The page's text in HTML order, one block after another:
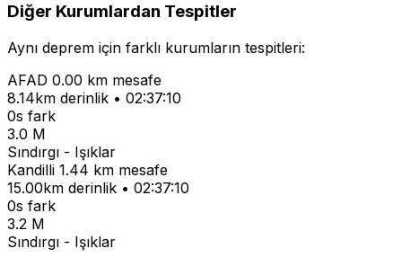
Diğer Kurumlardan Tespitler
Aynı deprem için farklı kurumların tespitleri:
AFAD 0.00 km mesafe
8.14km derinlik • 02:37:10
0s fark
3.0 M
Sındırgı - Işıklar
Kandilli 1.44 km mesafe
15.00km derinlik • 02:37:10
0s fark
3.2 M
Sındırgı - Işıklar